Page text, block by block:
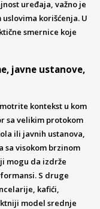
uređaja, važno je
korišćenja. U
smernice koje
javne ustanove,
kontekst u kom
sa velikim protokom
ili javnih ustanova,
sa visokom brzinom
mogu da izdrže
S druge
kafići,
model srednje